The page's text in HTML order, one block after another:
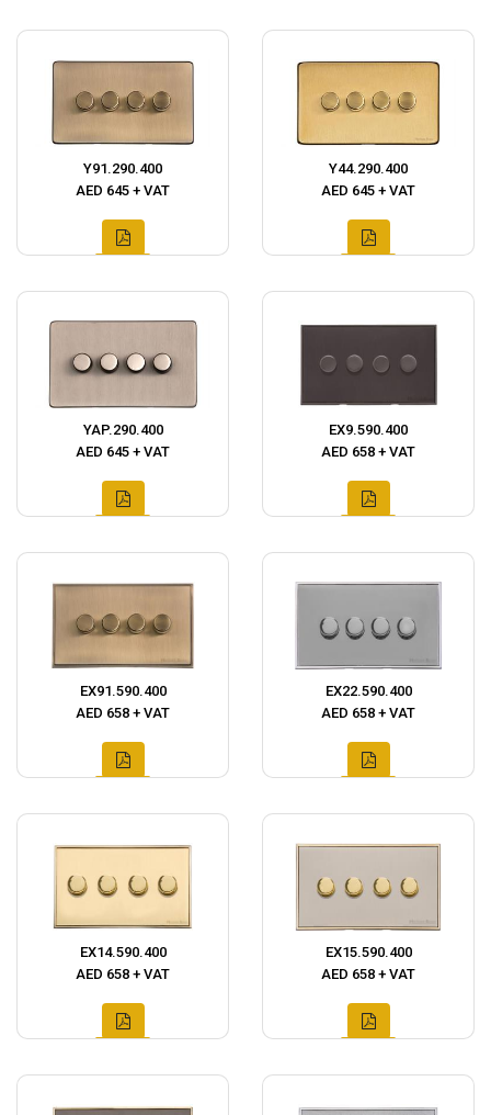
Y91.290.400
AED 645 + VAT
Y44.290.400
AED 645 + VAT
YAP.290.400
AED 645 + VAT
EX9.590.400
AED 658 + VAT
EX91.590.400
AED 658 + VAT
EX22.590.400
AED 658 + VAT
EX14.590.400
AED 658 + VAT
EX15.590.400
AED 658 + VAT